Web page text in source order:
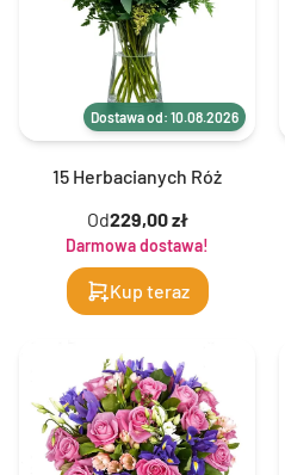
Dostawa od: 10.08.2026
15 Herbacianych Róż
Od229,00 zł
Darmowa dostawa!
Kup teraz